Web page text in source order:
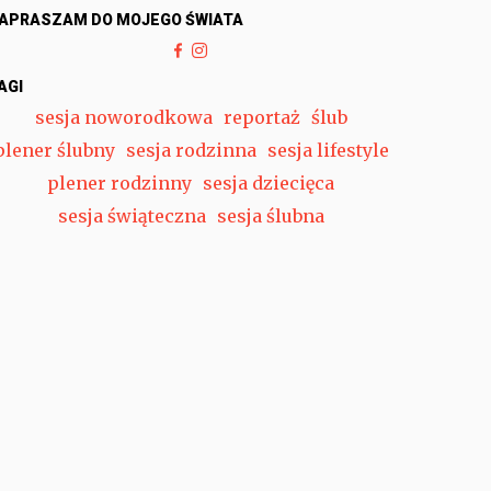
DO MOJEGO ŚWIATA
sesja noworodkowa reportaż ślub
ślubny sesja rodzinna sesja lifestyle
plener rodzinny sesja dziecięca
sesja świąteczna sesja ślubna